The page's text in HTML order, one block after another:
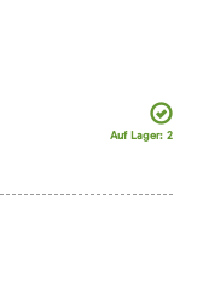
Auf Lager: 2